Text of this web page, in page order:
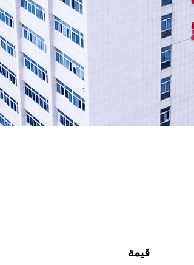
قيمة